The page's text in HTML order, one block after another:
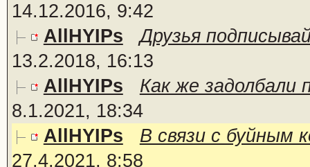
14.12.2016, 9:42
AllHYIPs
Друзья
13.2.2018, 16:13
AllHYIPs
Как же задолбали
8.1.2021, 18:34
AllHYIPs
В связи с буйным
27.4.2021, 8:58